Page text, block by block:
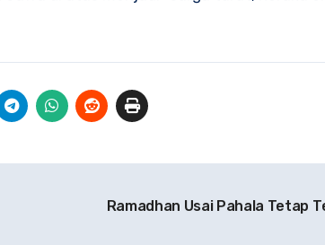
Ramadhan Usai Pahala Tetap